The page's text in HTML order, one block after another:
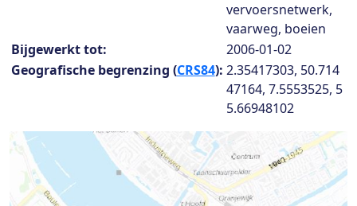
vervoersnetwerk,
vaarweg, boeien
Bijgewerkt tot:
2006-01-02
Geografische begrenzing (CRS84): 2.35417303, 50.714
47164, 7.5553525, 5
5.66948102